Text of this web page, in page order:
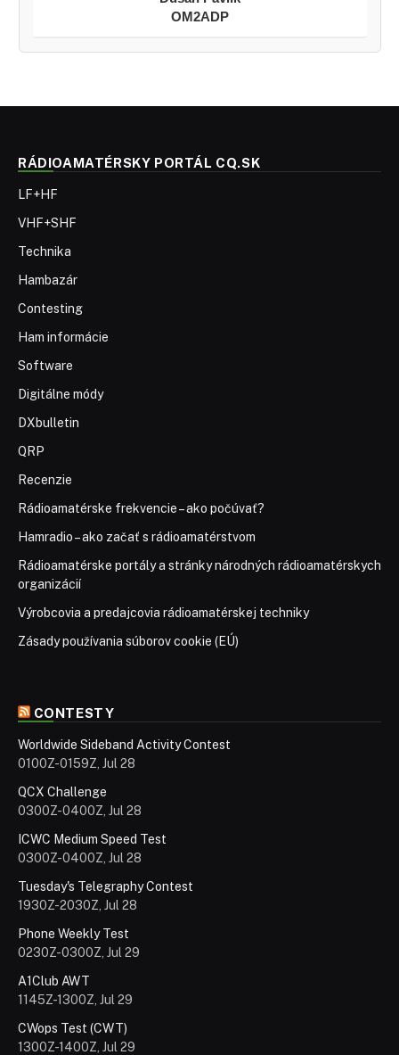
OM2ADP
RÁDIOAMATÉRSKY PORTÁL CQ.SK
LF+HF
VHF+SHF
Technika
Hambazár
Contesting
Ham informácie
Software
Digitálne módy
DXbulletin
QRP
Recenzie
Rádioamatérske frekvencie – ako počúvať?
Hamradio – ako začať s rádioamatérstvom
Rádioamatérske portály a stránky národných rádioamatérskych
organizácií
Výrobcovia a predajcovia rádioamatérskej techniky
Zásady používania súborov cookie (EÚ)
CONTESTY
Worldwide Sideband Activity Contest
0100Z-0159Z, Jul 28
QCX Challenge
0300Z-0400Z, Jul 28
ICWC Medium Speed Test
0300Z-0400Z, Jul 28
Tuesday's Telegraphy Contest
1930Z-2030Z, Jul 28
Phone Weekly Test
0230Z-0300Z, Jul 29
A1Club AWT
1145Z-1300Z, Jul 29
CWops Test (CWT)
1300Z-1400Z, Jul 29